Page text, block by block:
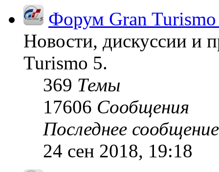
Форум Gran
Новости, дискуссии и
Turismo 5.
369 Темы
17606 Сообщения
Последнее сообщение
24 сен 2018, 19:18